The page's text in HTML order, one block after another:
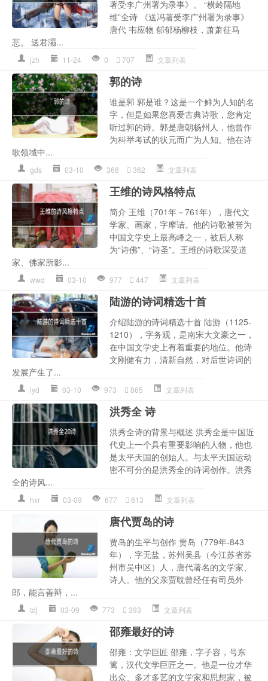
著受李广州署为录事》。 “横岭隔地
维”全诗 《送冯著受李广州署为录事》
唐代 韦应物 郁郁杨柳枝，萧萧征马
悲。 送君灞...
jzh 11-24 0 707 文章列表
郭的诗
谁是郭 郭是谁？这是一个鲜为人知的名
字，但是如果您喜爱古典诗歌，您肯定
听过郭的诗。郭是唐朝杨州人，他曾作
为科举考试的状元而广为人知。他在诗
歌领域中...
gds 03-10 368 362 文章列表
王维的诗风格特点
简介 王维（701年－761年），唐代文
学家、画家，字摩诘。他的诗歌被誉为
中国文学史上最高峰之一，被后人称
为“诗佛”、“诗圣”。王维的诗歌深受道
家、佛家所影...
wwd 03-10 977 447 文章列表
陆游的诗词精选十首
介绍陆游的诗词精选十首 陆游（1125-
1210），字务观，是南宋大文豪之一，
在中国文学史上有着重要的地位。他诗
文刚健有力，清新自然，对后世诗词的
发展产生了...
lyd 03-10 973 865 文章列表
洪秀全 诗
洪秀全诗的背景与概述 洪秀全是中国近
代史上一个具有重要影响的人物，他也
是太平天国的创始人。与太平天国运动
密不可分的是洪秀全的诗词创作。洪秀
全的诗风...
hxr 03-09 677 613 文章列表
唐代贾岛的诗
贾岛的生平与创作 贾岛（779年-843
年），字无盐，苏州吴县（今江苏省苏
州市吴中区）人，唐代著名的文学家、
诗人。他的父亲贾耽曾经任有司员外
郎，能言善辩，...
tdj 03-09 773 393 文章列表
邵雍最好的诗
邵雍：文学巨匠 邵雍，字子容，号东
篱，汉代文学巨匠之一。他是一位才华
出众、多才多艺的文学家和思想家，被